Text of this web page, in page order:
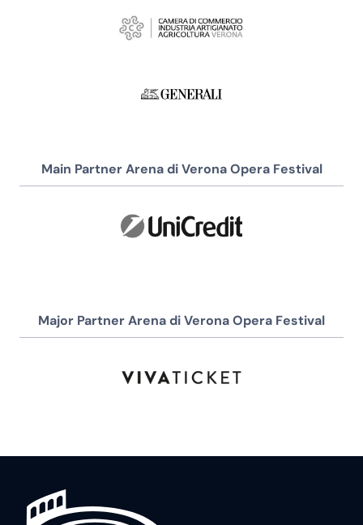
Main Partner Arena di Verona Opera Festival
Major Partner Arena di Verona Opera Festival